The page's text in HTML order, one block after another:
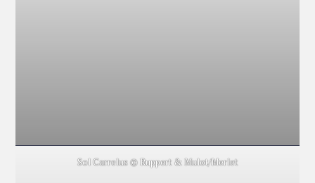
Sol Carrelus © Ruppert & Mulot/Merlet